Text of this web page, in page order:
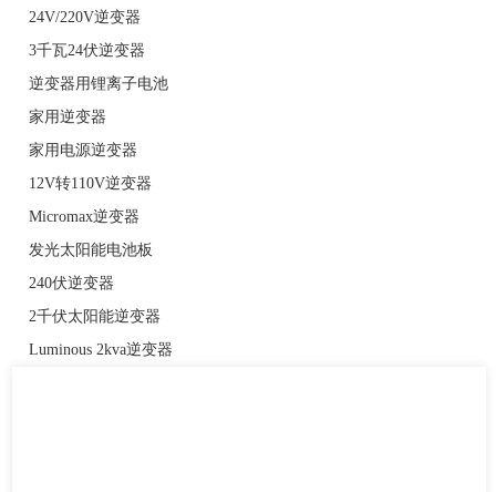
24V/220V逆变器
3千瓦24伏逆变器
逆变器用锂离子电池
家用逆变器
家用电源逆变器
12V转110V逆变器
Micromax逆变器
发光太阳能电池板
240伏逆变器
2千伏太阳能逆变器
Luminous 2kva逆变器